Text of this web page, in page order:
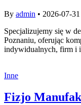
By admin • 2026-07-31
Specjalizujemy się w
Poznaniu, oferując
indywidualnych, firm i
Inne
Fizjo